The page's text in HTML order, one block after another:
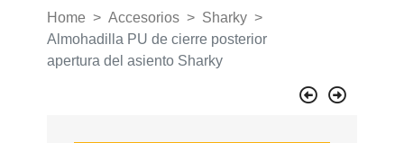
Home Accesorios
Sharky
Almohadilla PU de cierre posterior
apertura del asiento Sharky